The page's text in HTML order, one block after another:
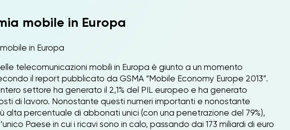
mobile in Europa
in Europa
telecomunicazioni mobili in Europa è giunto a un momento
il report pubblicato da GSMA “Mobile Economy Europe 2013”.
settore ha generato il 2,1% del PIL europeo e ha generato
di lavoro. Nonostante questi numeri importanti e nonostante
alta percentuale di abbonati unici (con una penetrazione del 79%),
l’unico Paese in cui i ricavi sono in calo, passando dai 173 miliardi di euro